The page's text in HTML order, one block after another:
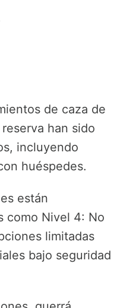
de caza de
han sido
incluyendo
huéspedes.
están
como Nivel 4: No
limitadas
bajo seguridad